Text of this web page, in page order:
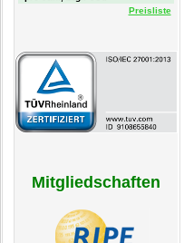
Preisliste
Mitgliedschaften